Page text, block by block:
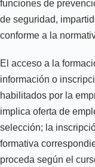
funciones de
de seguridad,
conforme a la
El acceso a la
información o
habilitados por la
implica oferta de
selección; la
formativa
proceda según el